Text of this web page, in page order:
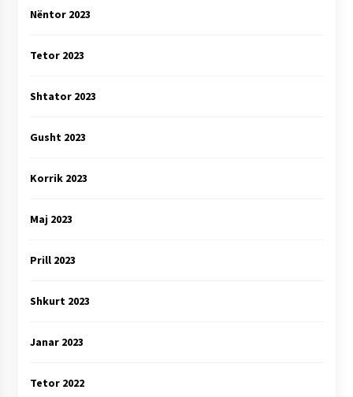
Nëntor 2023
Tetor 2023
Shtator 2023
Gusht 2023
Korrik 2023
Maj 2023
Prill 2023
Shkurt 2023
Janar 2023
Tetor 2022